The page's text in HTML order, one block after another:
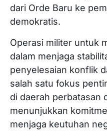
dari Orde Baru ke
demokratis.
Operasi militer untuk
dalam menjaga
penyelesaian konflik
salah satu fokus
di daerah perbatasan
menunjukkan
menjaga keutuhan